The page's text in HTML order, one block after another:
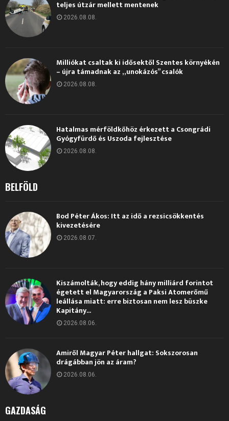
teljes útzár mellett mentenek
2026.08.08.
Milliókat csaltak ki idősektől Szentes környékén
– újra támadnak az „unokázós” csalók
2026.08.08.
Hatalmas mérföldkőhöz érkezett a Csongrádi
Gyógyfürdő és Uszoda fejlesztése
2026.08.08.
BELFÖLD
Bod Péter Ákos: Itt az idő a rezsicsökkentés
kivezetésére
2026.08.07.
Kiszámolták, hogy eddig hány milliárd forintot
égetett el Magyarország a Paksi Atomerőmű
leállása miatt: erre biztosan nem lesz büszke
Kapitány...
2026.08.06.
Amiről Magyar Péter hallgat: Sokszorosan
drágábban jön az áram?
2026.08.06.
GAZDASÁG